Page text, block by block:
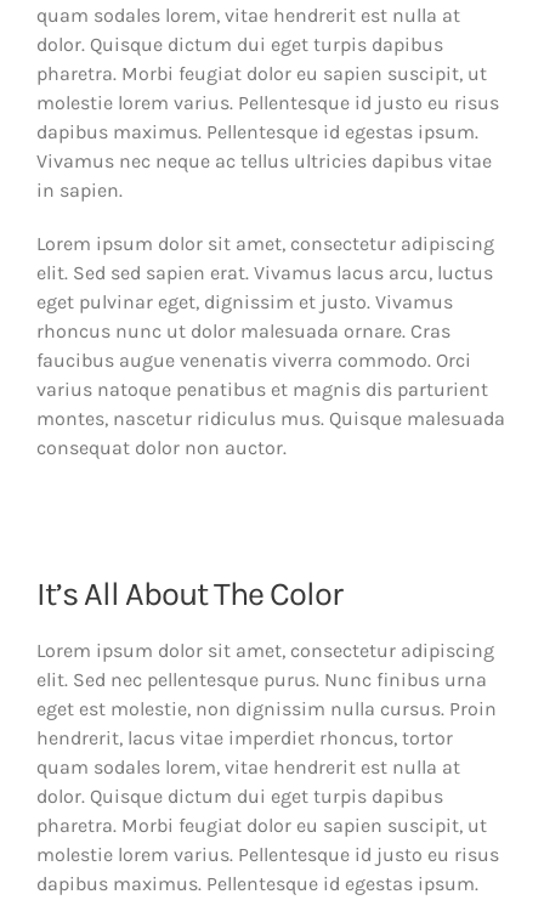
quam sodales lorem, vitae hendrerit est nulla at
dolor. Quisque dictum dui eget turpis dapibus
pharetra. Morbi feugiat dolor eu sapien suscipit, ut
molestie lorem varius. Pellentesque id justo eu risus
dapibus maximus. Pellentesque id egestas ipsum.
Vivamus nec neque ac tellus ultricies dapibus vitae
in sapien.
Lorem ipsum dolor sit amet, consectetur adipiscing
elit. Sed sed sapien erat. Vivamus lacus arcu, luctus
eget pulvinar eget, dignissim et justo. Vivamus
rhoncus nunc ut dolor malesuada ornare. Cras
faucibus augue venenatis viverra commodo. Orci
varius natoque penatibus et magnis dis parturient
montes, nascetur ridiculus mus. Quisque malesuada
consequat dolor non auctor.
It’s All About The Color
Lorem ipsum dolor sit amet, consectetur adipiscing
elit. Sed nec pellentesque purus. Nunc finibus urna
eget est molestie, non dignissim nulla cursus. Proin
hendrerit, lacus vitae imperdiet rhoncus, tortor
quam sodales lorem, vitae hendrerit est nulla at
dolor. Quisque dictum dui eget turpis dapibus
pharetra. Morbi feugiat dolor eu sapien suscipit, ut
molestie lorem varius. Pellentesque id justo eu risus
dapibus maximus. Pellentesque id egestas ipsum.